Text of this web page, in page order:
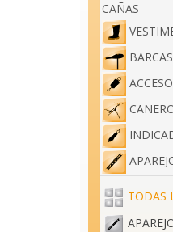
CAÑAS
TODAS